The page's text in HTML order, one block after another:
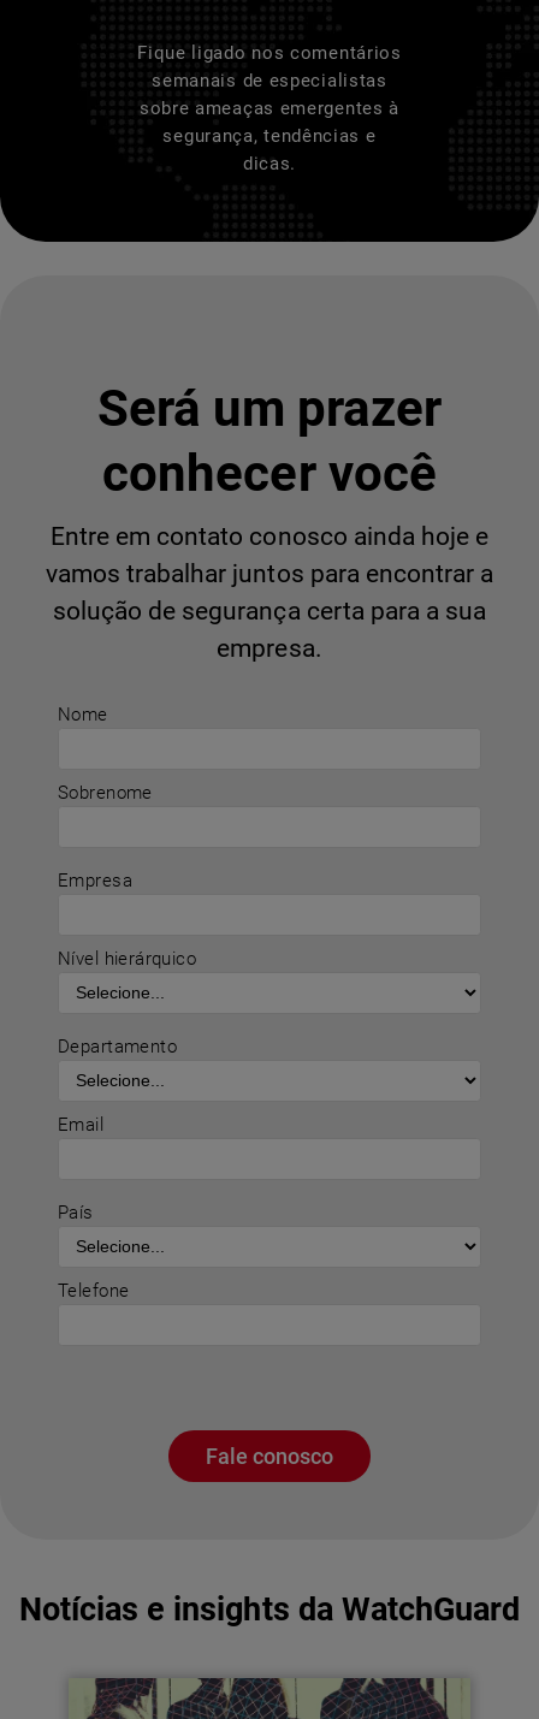
Fique ligado nos comentários
semanais de especialistas
sobre ameaças emergentes à
segurança, tendências e
dicas.
Nome
Sobrenome
Empresa
Nível hierárquico
Departamento
Email
País
Telefone
Fale conosco
Será um prazer
conhecer você
Entre em contato conosco ainda hoje e
vamos trabalhar juntos para encontrar a
solução de segurança certa para a sua
empresa.
Notícias e insights da WatchGuard